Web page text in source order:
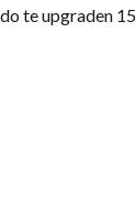
te upgraden